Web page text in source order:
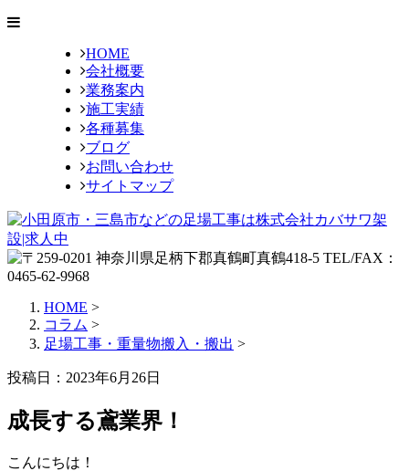
HOME
会社概要
業務案内
施工実績
各種募集
ブログ
お問い合わせ
サイトマップ
HOME >
コラム >
足場工事・重量物搬入・搬出 >
投稿日：2023年6月26日
成長する鳶業界！
こんにちは！